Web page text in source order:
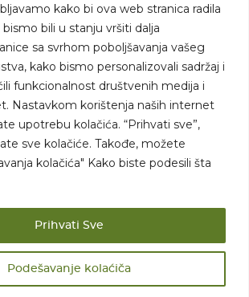
kako bi ova web stranica radila
bili u stanju vršiti dalja
sa svrhom poboljšavanja vašeg
kako bismo personalizovali sadržaj i
funkcionalnost društvenih medija i
Nastavkom korištenja naših internet
upotrebu kolačića. “Prihvati sve”,
sve kolačiće. Takođe, možete
kolačića" Kako biste podesili šta
Podešavanje kolaćiča
Prihvati Sve
2007 - 2026. © Agromedia d.o.o.
Politika privatnosti Uslovi korišćenja i kupovine